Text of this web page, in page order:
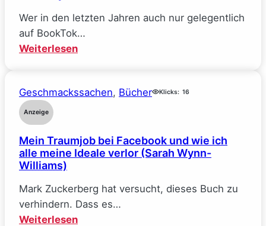
Wer in den letzten Jahren auch nur gelegentlich
auf BookTok…
Weiterlesen:
–
(Elle
Kennedy)
Geschmackssachen, Bücher Klicks: 16
Anzeige
Mein Traumjob bei Facebook und wie ich
alle meine Ideale verlor (Sarah Wynn-
Williams)
Mark Zuckerberg hat versucht, dieses Buch zu
verhindern. Dass es…
Weiterlesen: